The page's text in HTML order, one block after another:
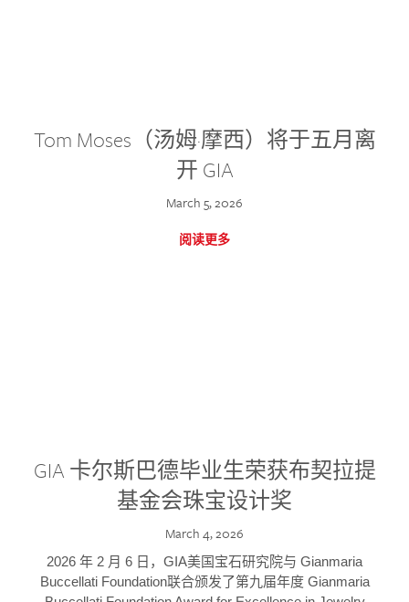
Tom Moses（汤姆·摩西）将于五月离
开 GIA
March 5, 2026
阅读更多
GIA 卡尔斯巴德毕业生荣获布契拉提
基金会珠宝设计奖
March 4, 2026
2026 年 2 月 6 日，GIA美国宝石研究院与 Gianmaria
Buccellati Foundation联合颁发了第九届年度 Gianmaria